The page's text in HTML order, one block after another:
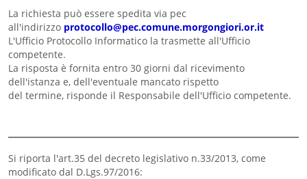
La richiesta può essere spedita via pec
all'indirizzo protocollo@pec.comune.morgongiori.or.it
L'Ufficio Protocollo Informatico la trasmette all'Ufficio
competente.
La risposta è fornita entro 30 giorni dal ricevimento
dell'istanza e, dell'eventuale mancato rispetto
del termine, risponde il Responsabile dell'Ufficio competente.
Si riporta l'art.35 del decreto legislativo n.33/2013, come
modificato dal D.Lgs.97/2016: